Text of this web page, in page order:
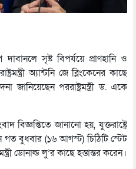
দাবানলে সৃষ্ট বিপর্যয়ে প্রাণহানি ও
অ্যান্টনি জে ব্লিংকেনের কাছে
জানিয়েছেন পররাষ্ট্রমন্ত্রী ড. একে
বিজ্ঞপ্তিতে জানানো হয়, যুক্তরাষ্ট্রে
গত বুধবার (১৬ আগস্ট) চিঠিটি স্টেট
ডোনাল্ড লু’র কাছে হস্তান্তর করেন।